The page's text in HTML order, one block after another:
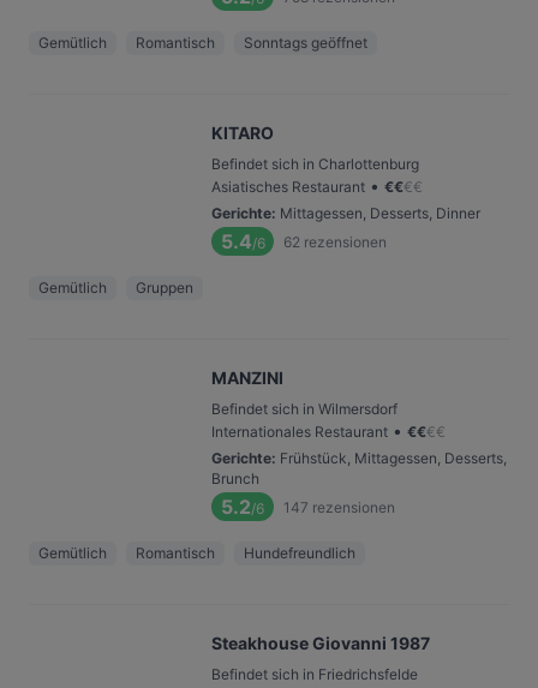
Gemütlich Romantisch Sonntags geöffnet
KITARO
Befindet sich in Charlottenburg
Asiatisches Restaurant • €€€€
Gerichte: Mittagessen, Desserts, Dinner
5.4/6 62 rezensionen
Gemütlich Gruppen
MANZINI
Befindet sich in Wilmersdorf
Internationales Restaurant • €€€€
Gerichte: Frühstück, Mittagessen, Desserts,
Brunch
5.2/6 147 rezensionen
Gemütlich Romantisch Hundefreundlich
Steakhouse Giovanni 1987
Befindet sich in Friedrichsfelde